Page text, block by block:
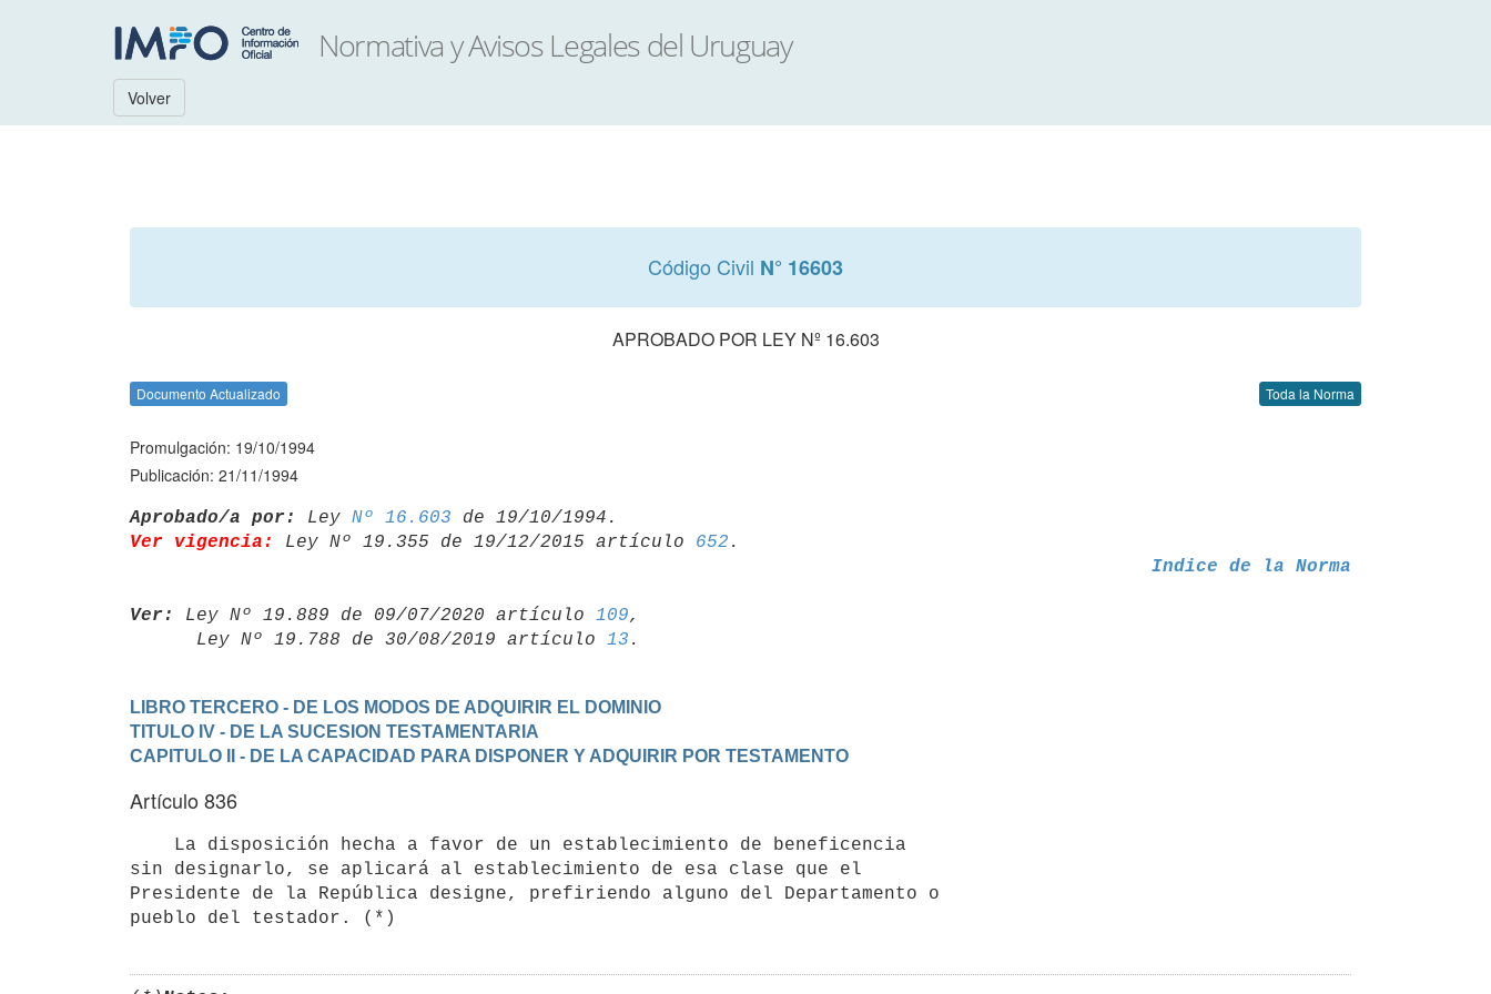
Volver
Código Civil N° 16603
APROBADO POR LEY Nº 16.603
Documento Actualizado Toda la Norma
Promulgación: 19/10/1994
Publicación: 21/11/1994
Aprobado/a por: Ley Nº 16.603
Ver vigencia:
Ley Nº 19.355 de 19/12/2015 artículo 652
Indice de la Norma
Ver: Ley Nº 19.889 de 09/07/2020 artículo 109,
      Ley Nº 19.788 de 30/08/2019 artículo
13
LIBRO TERCERO - DE LOS MODOS DE ADQUIRIR EL DOMINIO
TITULO IV - DE LA SUCESION TESTAMENTARIA
CAPITULO II - DE LA CAPACIDAD PARA DISPONER Y ADQUIRIR POR TESTAMENTO
Artículo 836
sin designarlo, se aplicará al establecimiento de esa clase que el
Presidente de la República designe, prefiriendo alguno del Departamento o